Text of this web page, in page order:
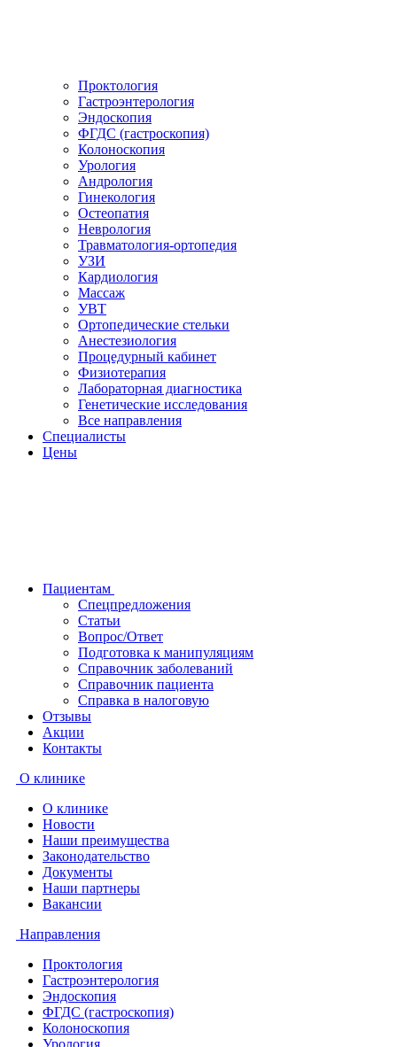
Проктология
Гастроэнтерология
Эндоскопия
ФГДС (гастроскопия)
Колоноскопия
Урология
Андрология
Гинекология
Остеопатия
Неврология
Травматология-ортопедия
УЗИ
Кардиология
Массаж
УВТ
Ортопедические стельки
Анестезиология
Процедурный кабинет
Физиотерапия
Лабораторная диагностика
Генетические исследования
Все направления
Специалисты
Цены
Пациентам
Спецпредложения
Статьи
Вопрос/Ответ
Подготовка к манипуляциям
Справочник заболеваний
Справочник пациента
Справка в налоговую
Отзывы
Акции
Контакты
О клинике
О клинике
Новости
Наши преимущества
Законодательство
Документы
Наши партнеры
Вакансии
Направления
Проктология
Гастроэнтерология
Эндоскопия
ФГДС (гастроскопия)
Колоноскопия
Урология